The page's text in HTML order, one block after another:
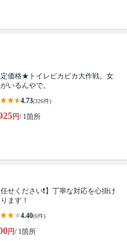
価格★トイレピカピカ大作戦。女
いるんやで。
4.73(326件)
円/ 1箇所
任せください❗️】丁寧な対応を心掛け
ます！
4.40(6件)
円/ 1箇所